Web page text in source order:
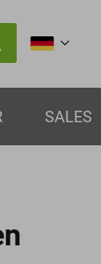
SALES